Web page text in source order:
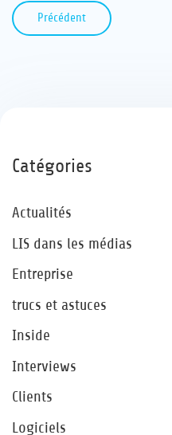
Précédent
Catégories
Actualités
LIS dans les médias
Entreprise
trucs et astuces
Inside
Interviews
Clients
Logiciels